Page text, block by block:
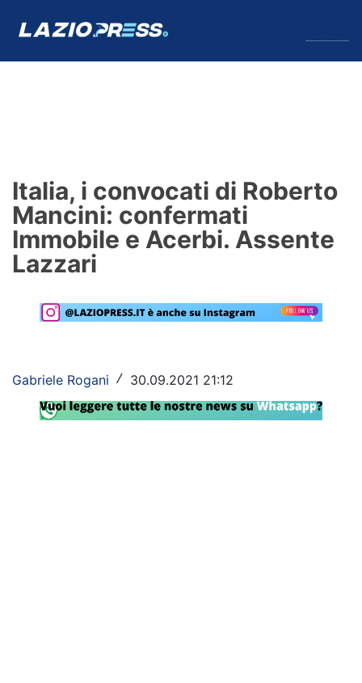
Formello
Infortuni
Primavera
Calciomercato
Rassegna Lazio
Social
Italia, i convocati di Roberto
Mancini: confermati
Immobile e Acerbi. Assente
Lazzari
Gabriele Rogani / 30.09.2021 21:12